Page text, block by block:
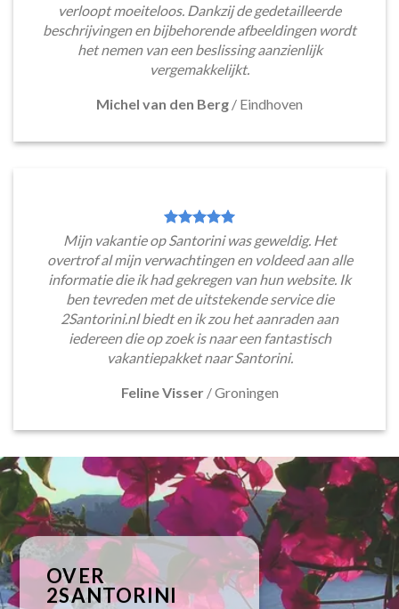
verloopt moeiteloos. Dankzij de gedetailleerde
beschrijvingen en bijbehorende afbeeldingen wordt
het nemen van een beslissing aanzienlijk
vergemakkelijkt.
Michel van den Berg / Eindhoven
Mijn vakantie op Santorini was geweldig. Het
overtrof al mijn verwachtingen en voldeed aan alle
informatie die ik had gekregen van hun website. Ik
ben tevreden met de uitstekende service die
2Santorini.nl biedt en ik zou het aanraden aan
iedereen die op zoek is naar een fantastisch
vakantiepakket naar Santorini.
Feline Visser /Groningen
OVER
2SANTORINI